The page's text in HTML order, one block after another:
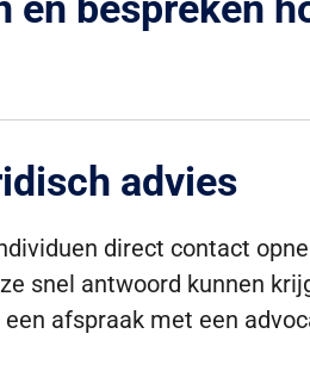
advies
direct contact
snel antwoord kunnen
afspraak met een